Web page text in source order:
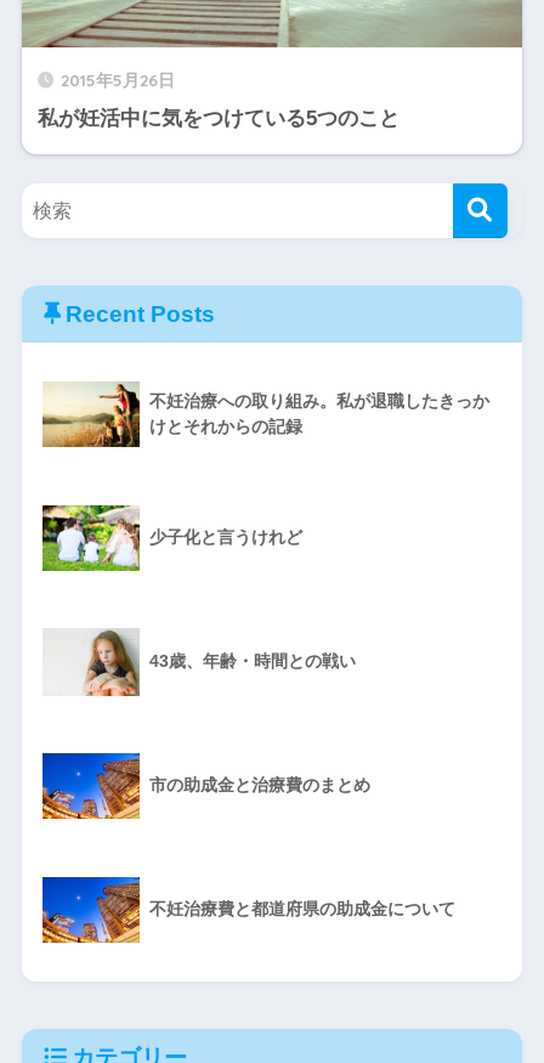
2015年5月26日
私が妊活中に気をつけている5つのこと
Recent Posts
不妊治療への取り組み。私が退職したきっか
けとそれからの記録
少子化と言うけれど
43歳、年齢・時間との戦い
市の助成金と治療費のまとめ
不妊治療費と都道府県の助成金について